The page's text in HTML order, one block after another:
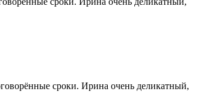
сроки. Ирина очень деликатный,